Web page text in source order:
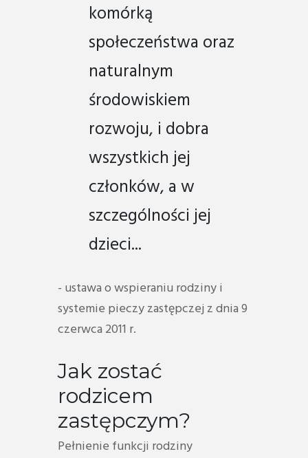
komórką
społeczeństwa oraz
naturalnym
środowiskiem
rozwoju, i dobra
wszystkich jej
członków, a w
szczególności jej
dzieci...
- ustawa o wspieraniu rodziny i
systemie pieczy zastępczej z dnia 9
czerwca 2011 r.
Jak zostać
rodzicem
zastępczym?
Pełnienie funkcji rodziny